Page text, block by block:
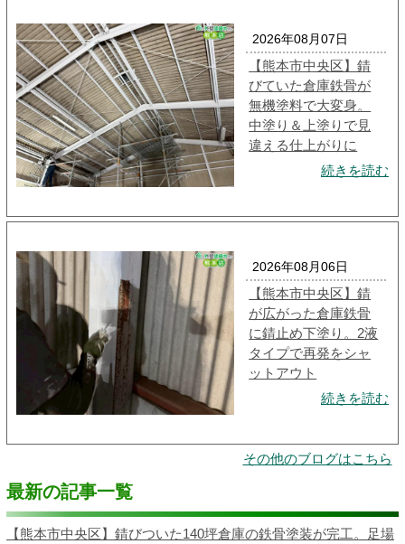
2026年08月07日
【熊本市中央区】錆
びていた倉庫鉄骨が
無機塗料で大変身。
中塗り＆上塗りで見
違える仕上がりに
続きを読む
2026年08月06日
【熊本市中央区】錆
が広がった倉庫鉄骨
に錆止め下塗り。2液
タイプで再発をシャ
ットアウト
続きを読む
その他のブログはこちら
最新の記事一覧
【熊本市中央区】錆びついた140坪倉庫の鉄骨塗装が完工。足場